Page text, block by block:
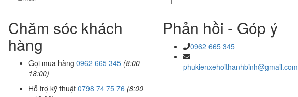
Chăm sóc khách
hàng
Gọi mua hàng 0962 665 345 (8:00 -
18:00)
Hỗ trợ kỹ thuật 0798 74 75 76 (8:00
Phản hồi - Góp ý
0962 665 345
phukienxehoithanhbinh@gmail.com